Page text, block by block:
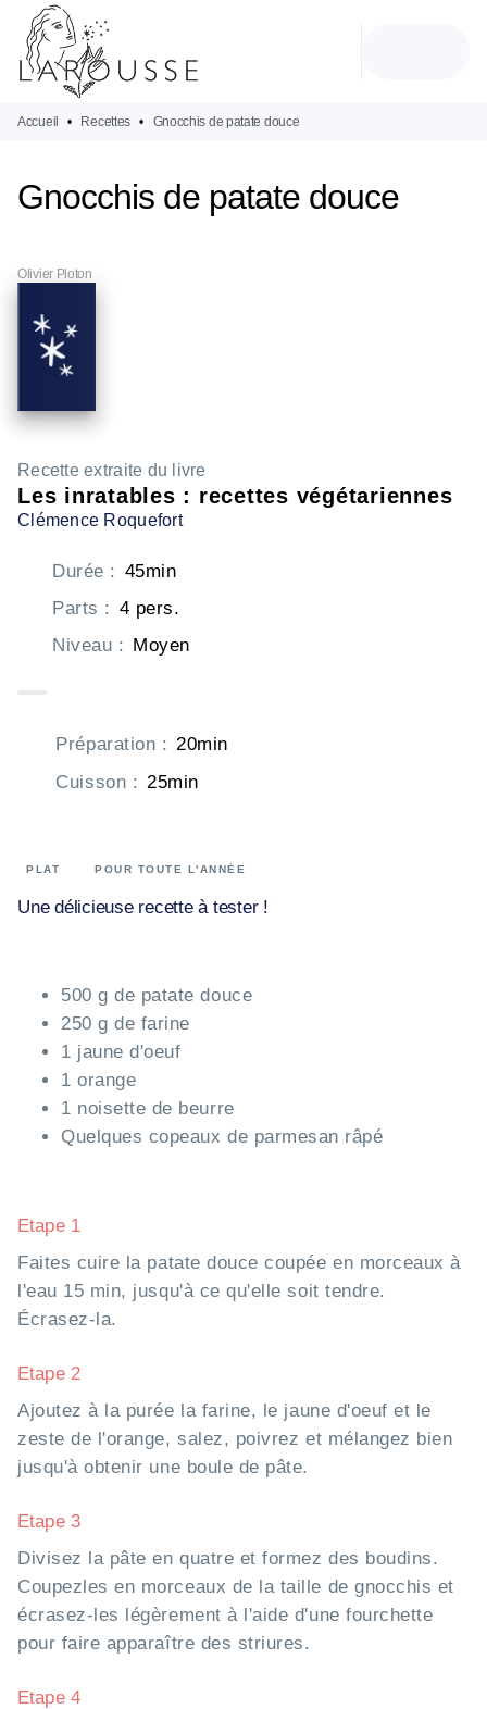
MENU
PIED DE PAGE
Accueil • Recettes • Gnocchis de patate douce
Gnocchis de patate douce
Olivier Ploton
Recette extraite du livre
Les inratables : recettes végétariennes
Clémence Roquefort
Durée : 45min
Parts : 4 pers.
Niveau : Moyen
Préparation : 20min
Cuisson : 25min
PLAT POUR TOUTE L'ANNÉE
Une délicieuse recette à tester !
500 g de patate douce
250 g de farine
1 jaune d'oeuf
1 orange
1 noisette de beurre
Quelques copeaux de parmesan râpé
Etape 1
Faites cuire la patate douce coupée en morceaux à
l'eau 15 min, jusqu'à ce qu'elle soit tendre.
Écrasez-la.
Etape 2
Ajoutez à la purée la farine, le jaune d'oeuf et le
zeste de l'orange, salez, poivrez et mélangez bien
jusqu'à obtenir une boule de pâte.
Etape 3
Divisez la pâte en quatre et formez des boudins.
Coupezles en morceaux de la taille de gnocchis et
écrasez-les légèrement à l'aide d'une fourchette
pour faire apparaître des striures.
Etape 4